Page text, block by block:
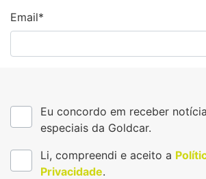
Email*
Eu concordo em receber
especiais da Goldcar.
Li, compreendi e aceito a
Privacidade.